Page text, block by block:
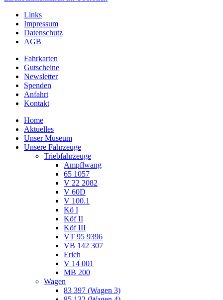
Links
Impressum
Datenschutz
AGB
Fahrkarten
Gutscheine
Newsletter
Spenden
Anfahrt
Kontakt
Home
Aktuelles
Unser Museum
Unsere Fahrzeuge
Triebfahrzeuge
Ampflwang
65 1057
V 22 2082
V 60D
V 100.1
Kö I
Köf II
Köf III
VT 95 9396
VB 142 307
Erich
V 14 001
MB 200
Wagen
83 397 (Wagen 3)